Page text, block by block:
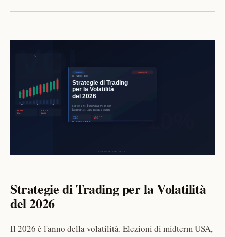
Strategie di Trading per la Volatilità
del 2026
Il 2026 è l'anno della volatilità. Elezioni di midterm USA,